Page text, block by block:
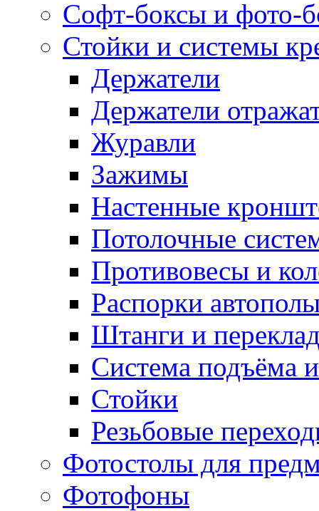
Софт-боксы и фото-
Стойки и системы
Держатели
Держатели
Журавли
Зажимы
Настенные
Потолочные
Противовесы и
Распорки
Штанги и
Система подъёма
Стойки
Резьбовые
Фотостолы для
Фотофоны